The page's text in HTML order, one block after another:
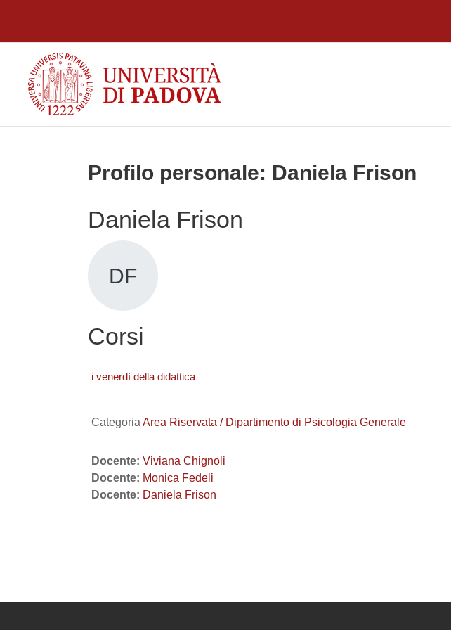
Profilo personale: Daniela Frison
Daniela Frison
DF
Corsi
i venerdì della didattica
Categoria Area Riservata / Dipartimento di Psicologia Generale
Docente: Viviana Chignoli
Docente: Monica Fedeli
Docente: Daniela Frison